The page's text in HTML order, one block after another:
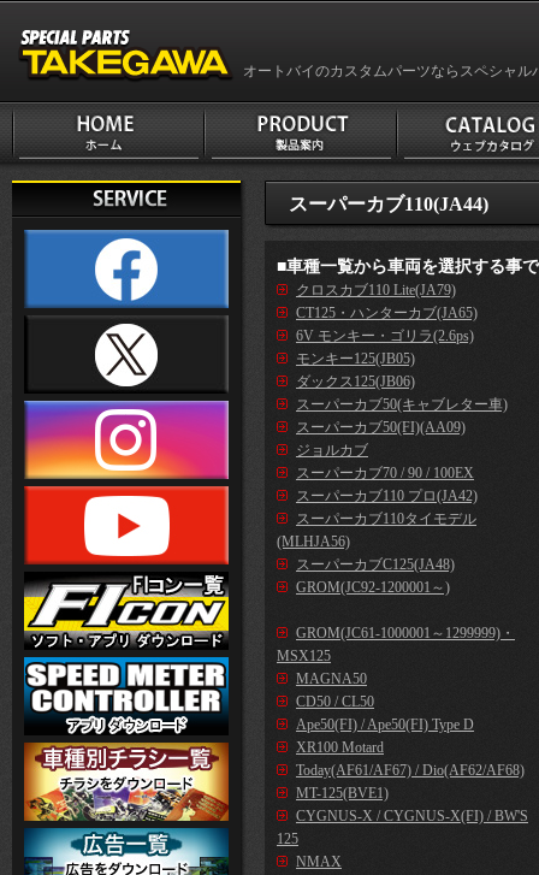
オートバイのカスタムパーツならスペシャル
スーパーカブ110(JA44)
■車種一覧から車両を選択する事
クロスカブ110 Lite(JA79)
CT125・ハンターカブ(JA65)
6V モンキー・ゴリラ(2.6ps)
モンキー125(JB05)
ダックス125(JB06)
スーパーカブ50(キャブレター車)
スーパーカブ50(FI)(AA09)
ジョルカブ
スーパーカブ70 / 90 / 100EX
スーパーカブ110 プロ(JA42)
スーパーカブ110タイモデル
(MLHJA56)
スーパーカブC125(JA48)
GROM(JC92-1200001～)
GROM(JC61-1000001～1299999)・
MSX125
MAGNA50
CD50 / CL50
Ape50(FI) / Ape50(FI) Type D
XR100 Motard
Today(AF61/AF67) / Dio(AF62/AF68)
MT-125(BVE1)
CYGNUS-X / CYGNUS-X(FI) / BW'S
125
NMAX